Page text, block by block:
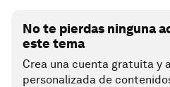
No te pierdas ninguna
este tema
Crea una cuenta gratuita y
personalizada de